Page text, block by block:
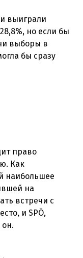
выиграли
но если бы
выборы в
бы сразу
право
Как
наибольшее
на
встречи с
и SPÖ,